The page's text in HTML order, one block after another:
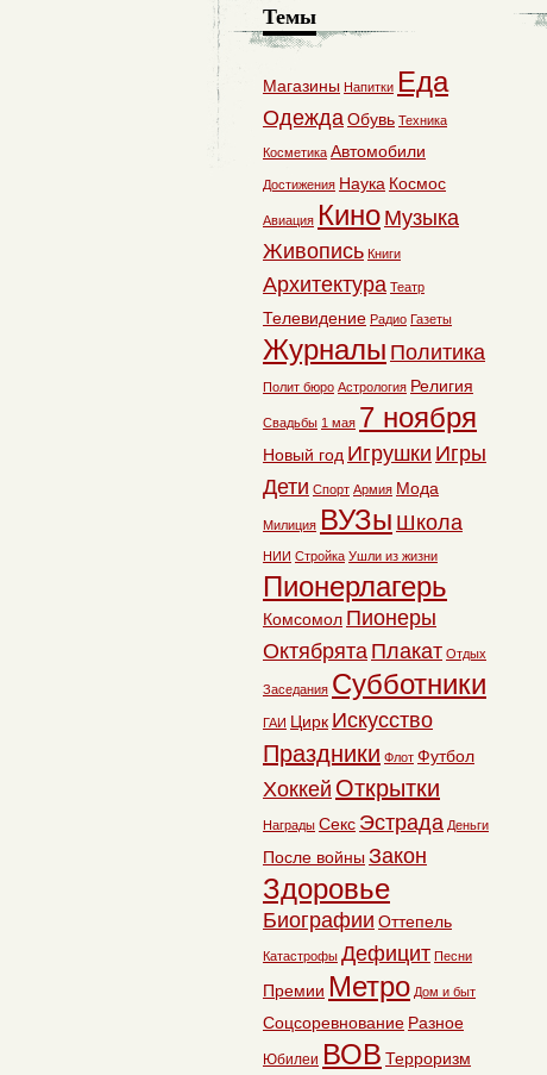
Темы
Магазины Напитки Еда
ОдеждаОбувь Техника
Косметика Автомобили
Достижения Наука Космос
Авиация Кино Музыка
Живопись Книги
Архитектура Театр
Телевидение Радио Газеты
Журналы Политика
Полит бюро Астрология Религия
Свадьбы 1 мая 7 ноября
Новый год Игрушки Игры
Дети Спорт Армия Мода
Милиция ВУЗы Школа
НИИ Стройка Ушли из жизни
Пионерлагерь
Комсомол Пионеры
Октябрята Плакат Отдых
Заседания Субботники
ГАИ Цирк Искусство
Праздники Флот Футбол
Хоккей Открытки
Награды Секс Эстрада Деньги
После войны Закон
Здоровье
Биографии Оттепель
Катастрофы Дефицит Песни
Премии Метро Дом и быт
Соцсоревнование Разное
Юбилеи ВОВ Терроризм